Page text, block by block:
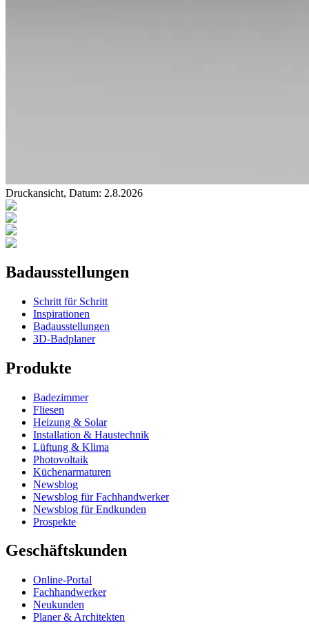
Druckansicht, Datum: 2.8.2026
Badausstellungen
Schritt für Schritt
Inspirationen
Badausstellungen
3D-Badplaner
Produkte
Badezimmer
Fliesen
Heizung & Solar
Installation & Haustechnik
Lüftung & Klima
Photovoltaik
Küchenarmaturen
Newsblog
Newsblog für Fachhandwerker
Newsblog für Endkunden
Prospekte
Geschäftskunden
Online-Portal
Fachhandwerker
Neukunden
Planer & Architekten